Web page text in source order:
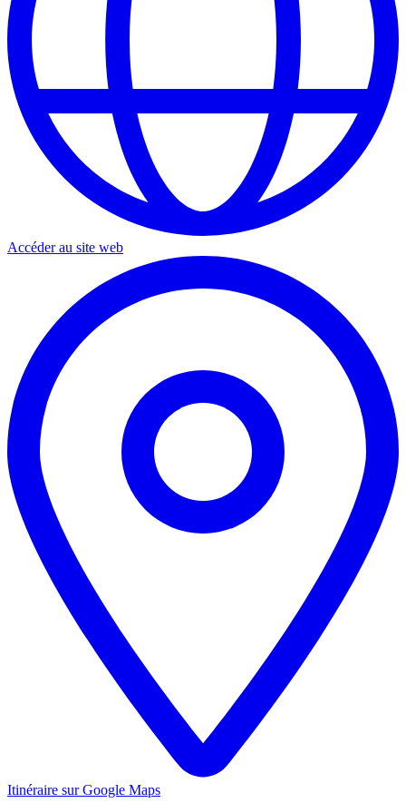
Accéder au site web
Itinéraire sur Google Maps